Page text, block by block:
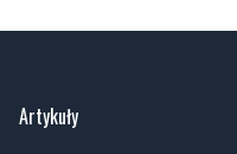
Artykuły
Sport